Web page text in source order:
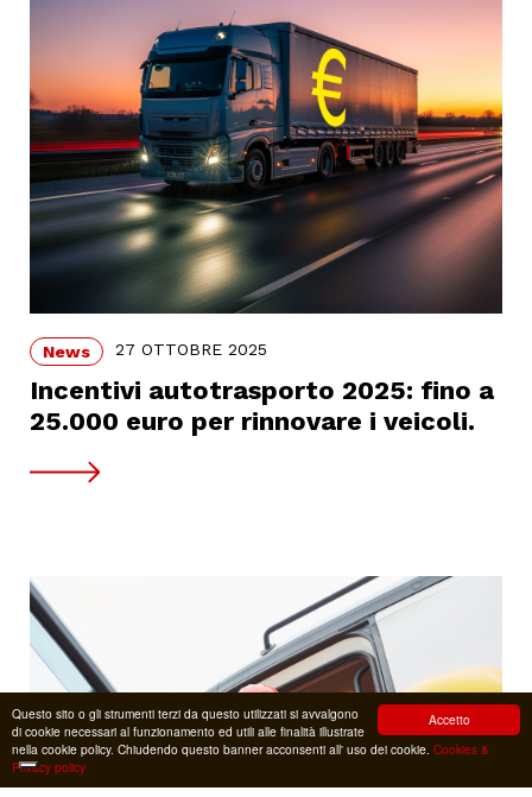
Accetto
Questo sito o gli strumenti terzi da questo utilizzati si avvalgono
di cookie necessari al funzionamento ed utili alle finalità illustrate
nella cookie policy. Chiudendo questo banner acconsenti all' uso dei cookie. Cookies &
Privacy policy
News 27 OTTOBRE 2025
Incentivi autotrasporto 2025: fino a
25.000 euro per rinnovare i veicoli.